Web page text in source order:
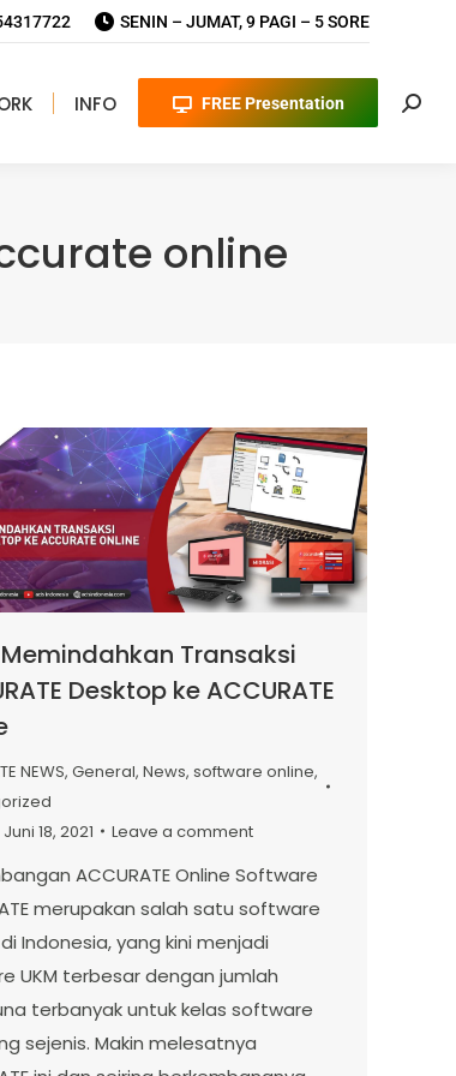
SENIN – JUMAT, 9 PAGI – 5 SORE
INFO FREE Presentation
online
Transaksi
Desktop ke ACCURATE
NEWS, General, News, software online,
Juni 18, 2021 Leave a comment
ACCURATE Online Software
merupakan salah satu software
Indonesia, yang kini menjadi
UKM terbesar dengan jumlah
terbanyak untuk kelas software
sejenis. Makin melesatnya